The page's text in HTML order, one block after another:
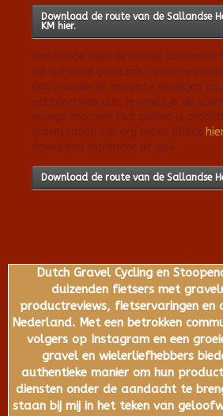
Download de route van de Sallandse
KM hier.
Gravelride over de mooie Sallandse
die ochtend goed mistig met een
dat leverde de mooiste plaatjes
ochtend was dat, je voelt je de
vroege morgen! Het gebied is
gravelpaden zijn erg mooi! Check
download hieronder de gpx
Download de route van de Sallandse
Dutch Gravel Cycling en
duizenden fietsers met
productreviews, fietservaringen en
Nederland. Met een betrokken
volgers op Instagram en een
gravel en wielerliefhebbers
authentieke manier om hun
diensten onder de aandacht te
staan bij mij in het teken van